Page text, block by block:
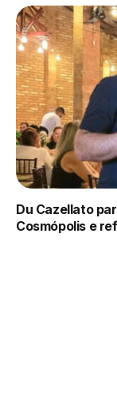
Du Cazellato
Cosmópolis e